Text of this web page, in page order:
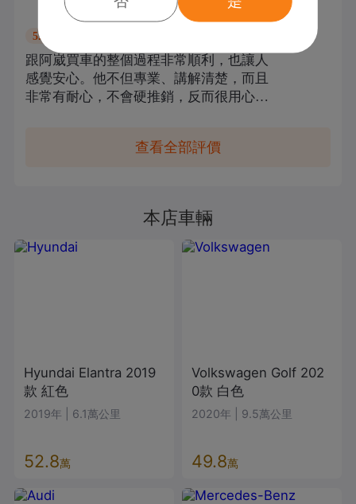
紀錄到辦理手續都幫忙處理得妥妥當當，
完全沒讓人操心。車況也比我預期的還要
好，內外跟新車一樣。真心推薦給想要安
心買車的人，找阿詮絕對不會後悔！
小緯 過戶登記
5.0
跟阿崴買車的整個過程非常順利，也讓人
感覺安心。他不但專業、講解清楚，而且
非常有耐心，不會硬推銷，反而很用心聆
駕到交車都安排得很好，沒有什麼壓力或
查看全部評價
本店車輛
Hyundai Elantra 2019
款 紅色
2019年 6.1萬公里
52.8萬
Volkswagen Golf 202
0款 白色
2020年 9.5萬公里
49.8萬